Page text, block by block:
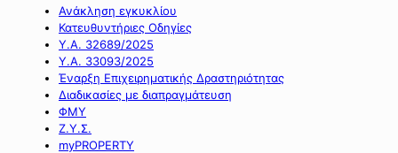
Ανάκληση εγκυκλίου
Κατευθυντήριες Οδηγίες
Υ.Α. 32689/2025
Υ.Α. 33093/2025
Έναρξη Επιχειρηματικής Δραστηριότητας
Διαδικασίες με διαπραγμάτευση
ΦΜΥ
Ζ.Υ.Σ.
myPROPERTY